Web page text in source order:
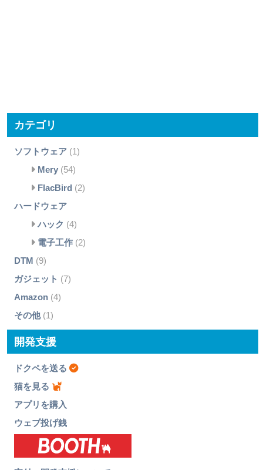
カテゴリ
ソフトウェア(1)
Mery(54)
FlacBird (2)
ハードウェア
ハック (4)
電子工作(2)
DTM (9)
ガジェット (7)
Amazon(4)
その他(1)
開発支援
ドクペを送る
猫を見る
アプリを購入
ウェブ投げ銭